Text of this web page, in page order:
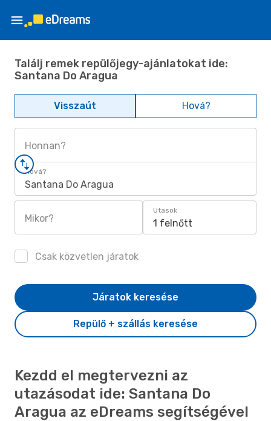
Találj remek repülőjegy-ajánlatokat ide:
Santana Do Aragua
Visszaút Hová?
Honnan?
Hová?
Santana Do Aragua
Mikor?
Utasok
1 felnőtt
Csak közvetlen járatok
Repülő + szállás keresése
Járatok keresése
Kezdd el megtervezni az
utazásodat ide: Santana Do
Aragua az eDreams segítségével